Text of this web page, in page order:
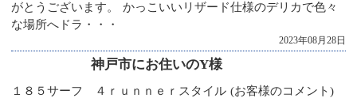
がとうございます。 かっこいいリザード仕様のデリカで色々
な場所へドラ・・・
2023年08月28日
神戸市にお住いのY様
１８５サーフ ４ｒｕｎｎｅｒスタイル (お客様のコメント)